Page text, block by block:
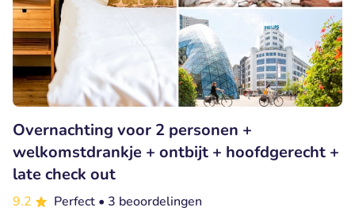
Overnachting voor 2 personen +
welkomstdrankje + ontbijt + hoofdgerecht +
late check out
9.2 Perfect • 3 beoordelingen